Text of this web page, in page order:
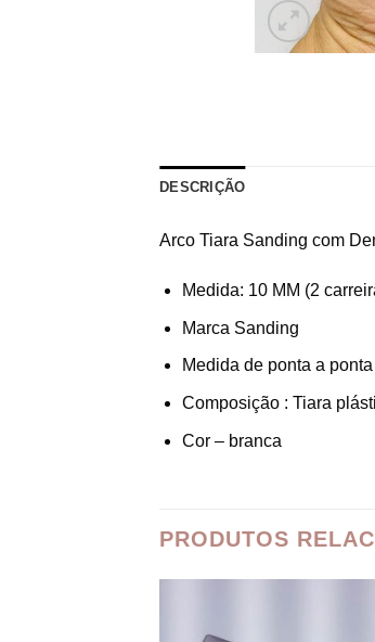
DESCRIÇÃO
Arco Tiara Sanding com
Medida: 10 MM (2
Marca Sanding
Medida de ponta a
Composição : Tiara
Cor – branca
PRODUTOS